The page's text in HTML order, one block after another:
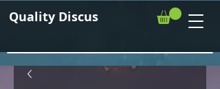
Quality Discus